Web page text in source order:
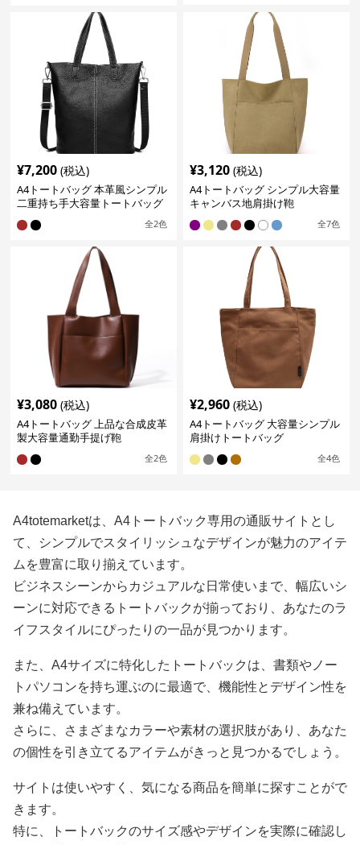
¥7,200 (税込)
A4トートバッグ 本革風シンプル
二重持ち手大容量トートバッグ
全2色
¥3,120 (税込)
A4トートバッグ シンプル大容量
キャンバス地肩掛け鞄
全7色
¥3,080 (税込)
A4トートバッグ 上品な合成皮革
製大容量通勤手提げ鞄
全2色
¥2,960 (税込)
A4トートバッグ 大容量シンプル
肩掛けトートバッグ
全4色
A4totemarketは、A4トートバック専用の通販サイトとし
て、シンプルでスタイリッシュなデザインが魅力のアイテ
ムを豊富に取り揃えています。
ビジネスシーンからカジュアルな日常使いまで、幅広いシ
ーンに対応できるトートバックが揃っており、あなたのラ
イフスタイルにぴったりの一品が見つかります。
また、A4サイズに特化したトートバックは、書類やノー
トパソコンを持ち運ぶのに最適で、機能性とデザイン性を
兼ね備えています。
さらに、さまざまなカラーや素材の選択肢があり、あなた
の個性を引き立てるアイテムがきっと見つかるでしょう。
サイトは使いやすく、気になる商品を簡単に探すことがで
きます。
特に、トートバックのサイズ感やデザインを実際に確認し